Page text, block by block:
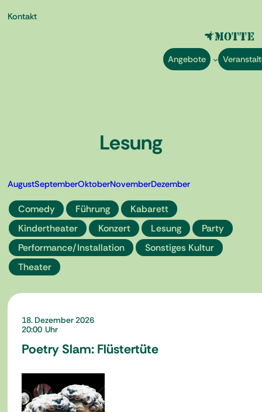
Kontakt
Angebote
Lesung
AugustSeptemberOktoberNovemberDezember
Comedy Führung
Kabarett
Kindertheater
Konzert Lesung
Party
Performance/Installation
Sonstiges Kultur
Theater
18. Dezember 2026
20:00
Poetry Slam: Flüstertüte